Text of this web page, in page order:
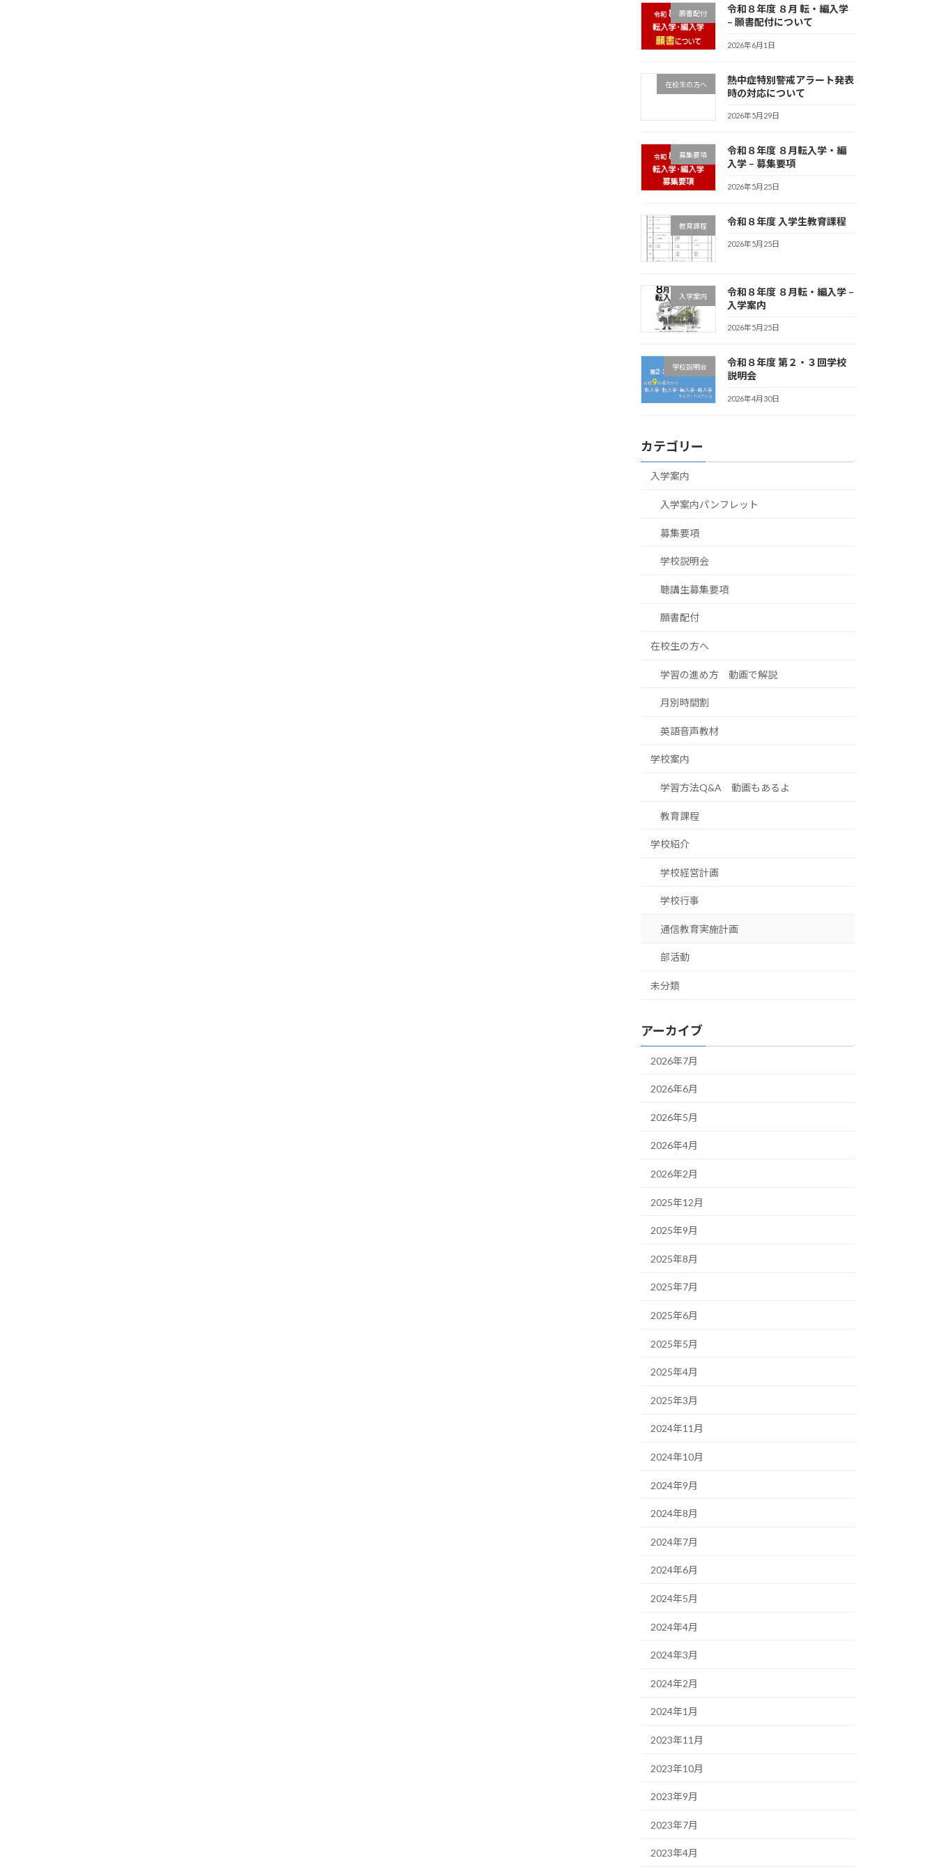
願書配付
令和８年度 ８月 転・編入学
– 願書配付について
2026年6月1日
在校生の方へ
熱中症特別警戒アラート発表
時の対応について
2026年5月29日
募集要項
令和８年度 ８月転入学・編
入学 – 募集要項
2026年5月25日
教育課程 令和８年度 入学生教育課程
2026年5月25日
入学案内
令和８年度 ８月転・編入学 –
入学案内
2026年5月25日
学校説明会
令和８年度 第２・３回学校
説明会
2026年4月30日
カテゴリー
入学案内
入学案内パンフレット
募集要項
学校説明会
聴講生募集要項
願書配付
在校生の方へ
学習の進め方 動画で解説
月別時間割
英語音声教材
学校案内
学習方法Q&A 動画もあるよ
教育課程
学校紹介
学校経営計画
学校行事
通信教育実施計画
部活動
未分類
アーカイブ
2026年7月
2026年6月
2026年5月
2026年4月
2026年2月
2025年12月
2025年9月
2025年8月
2025年7月
2025年6月
2025年5月
2025年4月
2025年3月
2024年11月
2024年10月
2024年9月
2024年8月
2024年7月
2024年6月
2024年5月
2024年4月
2024年3月
2024年2月
2024年1月
2023年11月
2023年10月
2023年9月
2023年7月
2023年4月